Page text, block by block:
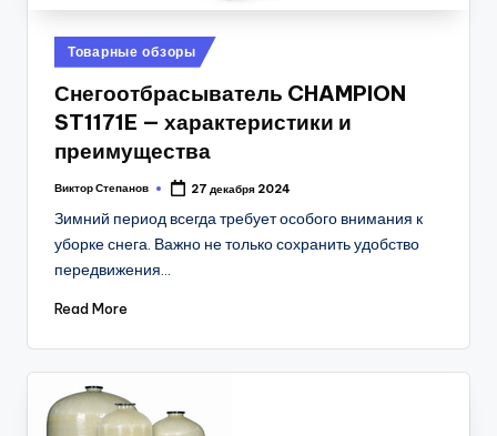
Posted
in
Товарные обзоры
Снегоотбрасыватель CHAMPION
ST1171E — характеристики и
преимущества
Posted
Виктор Степанов 27 декабря 2024
Зимний период всегда требует особого внимания к
уборке снега. Важно не только сохранить удобство
передвижения…
Read More